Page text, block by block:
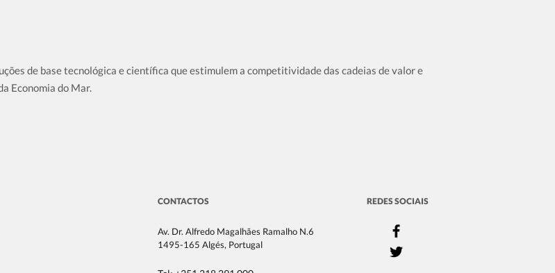
de base tecnológica e científica que estimulem a competitividade das cadeias de valor e
Economia do Mar.
CONTACTOS
Av. Dr. Alfredo Magalhães Ramalho N.6
1495-165 Algés, Portugal
REDES SOCIAIS